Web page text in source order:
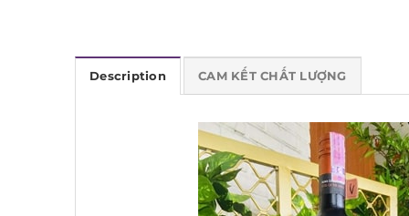
Description CAM KẾT CHẤT LƯỢNG